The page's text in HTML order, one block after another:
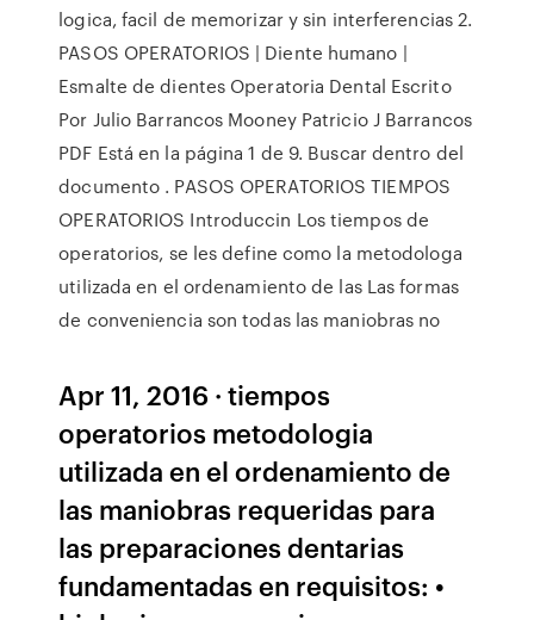
logica, facil de memorizar y sin interferencias 2.
PASOS OPERATORIOS | Diente humano |
Esmalte de dientes Operatoria Dental Escrito
Por Julio Barrancos Mooney Patricio J Barrancos
PDF Está en la página 1 de 9. Buscar dentro del
documento . PASOS OPERATORIOS TIEMPOS
OPERATORIOS Introduccin Los tiempos de
operatorios, se les define como la metodologa
utilizada en el ordenamiento de las Las formas
de conveniencia son todas las maniobras no
Apr 11, 2016 · tiempos
operatorios metodologia
utilizada en el ordenamiento de
las maniobras requeridas para
las preparaciones dentarias
fundamentadas en requisitos: •